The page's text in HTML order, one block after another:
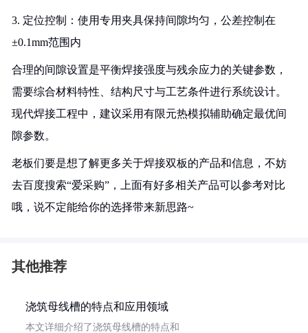
3. 定位控制：使用专用夹具保持间隙均匀，公差控制在
±0.1mm范围内
合理的间隙设置是平衡焊接强度与残余应力的关键参数，
需要综合材料特性、结构尺寸与工艺条件进行系统设计。
现代焊接工程中，建议采用有限元热模拟辅助确定最优间
隙参数。
老板们要是想了解更多关于焊接双板的产品和信息，不妨
去百度搜索“爱采购”，上面有好多相关产品可以参考对比
哦，说不定能给你的选择带来新思路~
其他推荐
浇筑母线槽的特点和应用领域
本文详细介绍了浇筑母线槽的特点和